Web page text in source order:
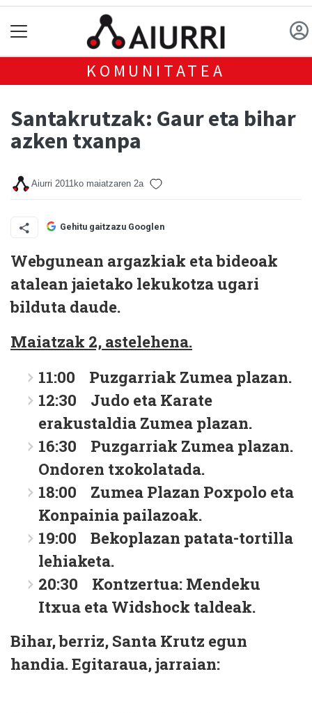
KOMUNITATEA
Santakrutzak: Gaur eta bihar
azken txanpa
Aiurri 2011ko maiatzaren 2a
Gehitu gaitzazu Googlen
Webgunean argazkiak eta bideoak
atalean jaietako lekukotza ugari
bilduta daude.
Maiatzak 2, astelehena.
11:00 Puzgarriak Zumea plazan.
12:30 Judo eta Karate
erakustaldia Zumea plazan.
16:30 Puzgarriak Zumea plazan.
Ondoren txokolatada.
18:00 Zumea Plazan Poxpolo eta
Konpainia pailazoak.
19:00 Bekoplazan patata-tortilla
lehiaketa.
20:30 Kontzertua: Mendeku
Itxua eta Widshock taldeak.
Bihar, berriz, Santa Krutz egun
handia. Egitaraua, jarraian: